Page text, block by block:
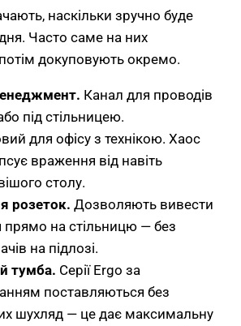
наскільки зручно буде
Часто саме на них
докуповують окремо.
Канал для проводів
під стільницею.
для офісу з технікою. Хаос
враження від навіть
столу.
розеток. Дозволяють вивести
на стільницю — без
на підлозі.
тумба. Серії Ergo за
поставляються без
шухляд — це дає максимальну